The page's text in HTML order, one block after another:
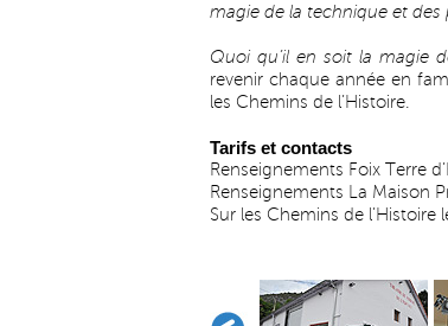
magie de la technique et des
Quoi qu’il en soit la magie
revenir chaque année en
les Chemins de l’Histoire.
Tarifs et contacts
Renseignements Foix Terre
Renseignements La Maison
Sur les Chemins de l’Histoire